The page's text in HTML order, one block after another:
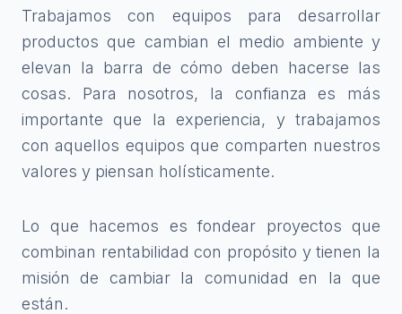
Trabajamos con equipos para desarrollar
productos que cambian el medio ambiente y
elevan la barra de cómo deben hacerse las
cosas. Para nosotros, la confianza es más
importante que la experiencia, y trabajamos
con aquellos equipos que comparten nuestros
valores y piensan holísticamente.
Lo que hacemos es fondear proyectos que
combinan rentabilidad con propósito y tienen la
misión de cambiar la comunidad en la que
están.